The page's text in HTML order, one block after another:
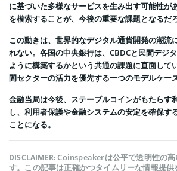
に基づいた多様なサービスを生み出す可能性が
を模索することが、今後の重要な課題となるだろ
この動きは、世界的なデジタル通貨開発の潮流
れない。各国の中央銀行は、CBDCと民間デジ
ように構築するかという共通の課題に直面して
間セクターの活力を優先する一つのモデルケー
金融当局は今後、ステーブルコインがもたらす
し、利用者保護や金融システムの安定を確保す
ことになる。
DISCLAIMER:Coinspeakerは公平で透明性の高
す。この記事は正確かつタイムリーな情報提